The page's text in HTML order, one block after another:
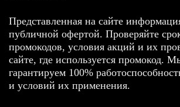
Представленная на сайте
публичной офертой. Проверяйте
промокодов, условия акций и их
сайте, где используется промокод.
гарантируем 100%
и условий их применения.